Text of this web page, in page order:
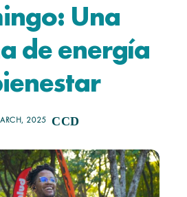
Una
de energía
2025 CCD